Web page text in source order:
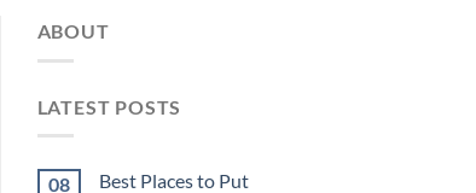
ABOUT
LATEST POSTS
08
Best Places to Put